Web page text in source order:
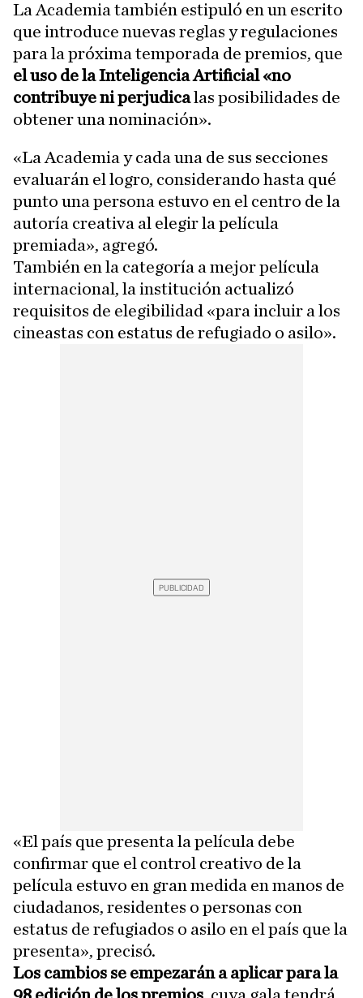
La Academia también estipuló en un escrito
que introduce nuevas reglas y regulaciones
para la próxima temporada de premios, que
el uso de la Inteligencia Artificial «no
contribuye ni perjudicalas posibilidades de
obtener una nominación».
«La Academia y cada una de sus secciones
evaluarán el logro, considerando hasta qué
punto una persona estuvo en el centro de la
autoría creativa al elegir la película
premiada», agregó.
También en la categoría a mejor película
internacional, la institución actualizó
requisitos de elegibilidad «para incluir a los
cineastas con estatus de refugiado o asilo».
«El país que presenta la película debe
confirmar que el control creativo de la
película estuvo en gran medida en manos de
ciudadanos, residentes o personas con
estatus de refugiados o asilo en el país que la
presenta», precisó.
Los cambios se empezarán a aplicar para la